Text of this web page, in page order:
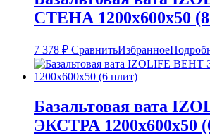
СТЕНА 1200х600х50
7 378 ₽ СравнитьИзбранное
Базальтовая вата
ЭКСТРА 1200х600х50